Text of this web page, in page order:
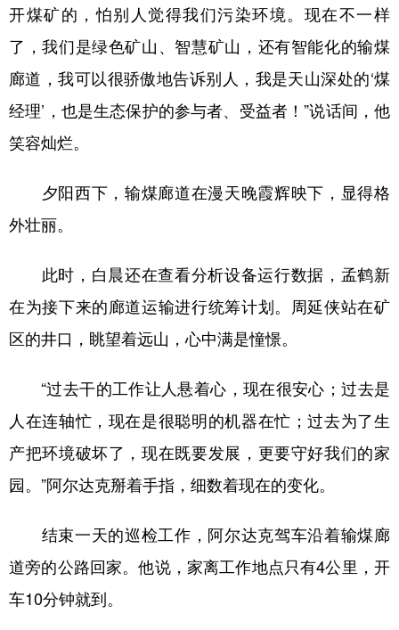
开煤矿的，怕别人觉得我们污染环境。现在不一样
了，我们是绿色矿山、智慧矿山，还有智能化的输煤
廊道，我可以很骄傲地告诉别人，我是天山深处的‘煤
经理’，也是生态保护的参与者、受益者！”说话间，他
笑容灿烂。
夕阳西下，输煤廊道在漫天晚霞辉映下，显得格
外壮丽。
此时，白晨还在查看分析设备运行数据，孟鹤新
在为接下来的廊道运输进行统筹计划。周延侠站在矿
区的井口，眺望着远山，心中满是憧憬。
“过去干的工作让人悬着心，现在很安心；过去是
人在连轴忙，现在是很聪明的机器在忙；过去为了生
产把环境破坏了，现在既要发展，更要守好我们的家
园。”阿尔达克掰着手指，细数着现在的变化。
结束一天的巡检工作，阿尔达克驾车沿着输煤廊
道旁的公路回家。他说，家离工作地点只有4公里，开
车10分钟就到。